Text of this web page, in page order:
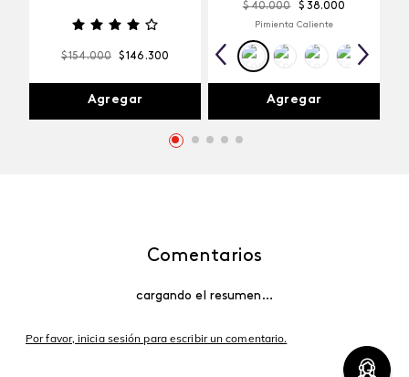
$154.000 $146 .300
Agregar
$ 40.000 $ 38.000
Pimienta Caliente
Agregar
Comentarios
cargando el resumen…
Por favor, inicia sesión para escribir un comentario.